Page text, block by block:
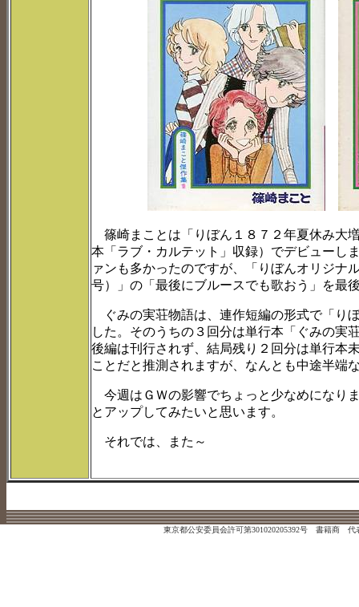
篠崎まことは「りぼん１８７２年夏休み大
本「ラブ・カルテット」収録）でデビューし
ァンも多かったのですが、「りぼんオリジナ
号）」の「最後にブルースでも歌おう」を最
ぐみの実荘物語は、連作短編の形式で「り
した。そのうちの３回分は単行本「ぐみの
後編は刊行されず、結局残り２回分は単行本
ことだと推測されますが、なんとも中途半端
今週はＧＷの影響でちょっと少なめになり
とアップしてみたいと思います。
それでは、また～
東京都公安委員会許可第301020205392号 書籍商